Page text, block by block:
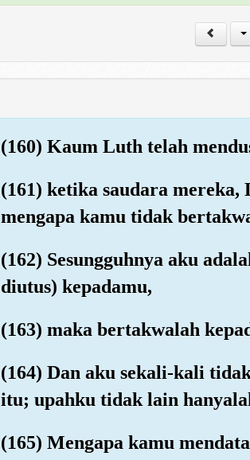
(160) Kaum Luth telah
(161) ketika saudara
mengapa kamu tidak
(162) Sesungguhnya aku
diutus) kepadamu,
(163) maka bertakwalah
(164) Dan aku sekali-kali
itu; upahku tidak lain
(165) Mengapa kamu